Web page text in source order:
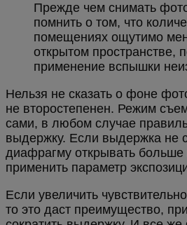
Прежде чем снимать
помнить о том, что
помещениях ощутимо
открытом пространстве,
применение вспышки
Нельзя не сказать о фоне
не второстепенен. Режим
сами, в любом случае
выдержку. Если выдержка не
диафрагму открывать
применить параметр
Если увеличить
то это даст преимущество,